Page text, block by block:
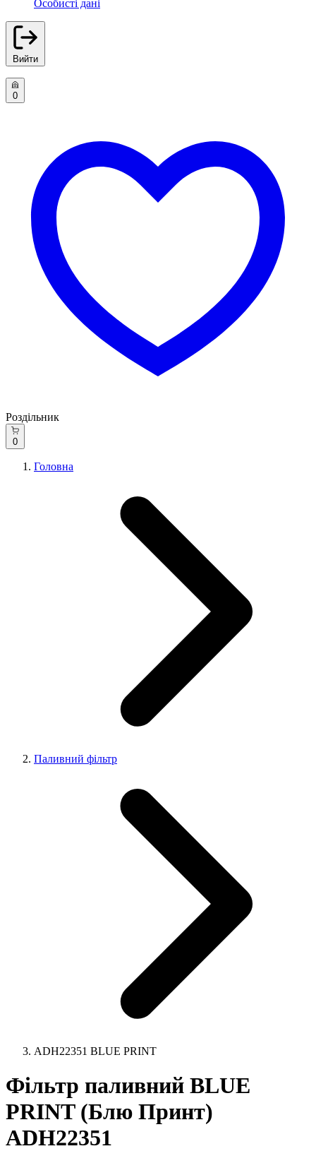
Особисті дані
Вийти
0
Роздільник
0
Головна
Паливний фільтр
ADH22351 BLUE PRINT
Фільтр паливний BLUE
PRINT (Блю Принт)
ADH22351